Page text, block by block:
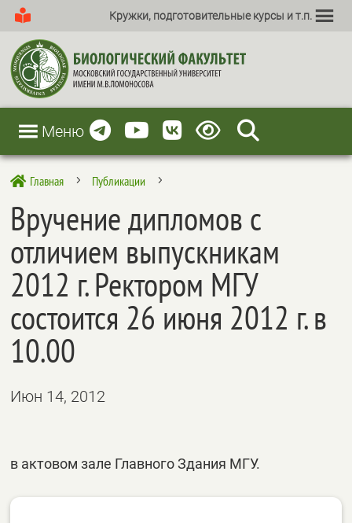
Кружки, подготовительные курсы и т.п.
Меню
 Главная 5 Публикации 5
Вручение дипломов с
отличием выпускникам
2012 г. Ректором МГУ
состоится 26 июня 2012 г. в
10.00
Июн 14, 2012
в актовом зале Главного Здания МГУ.